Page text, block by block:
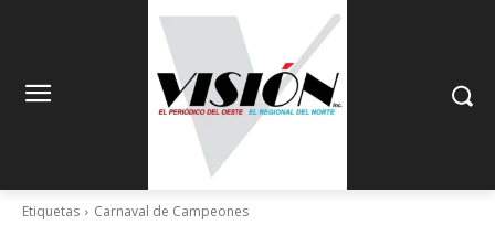
Etiquetas Carnaval de Campeones